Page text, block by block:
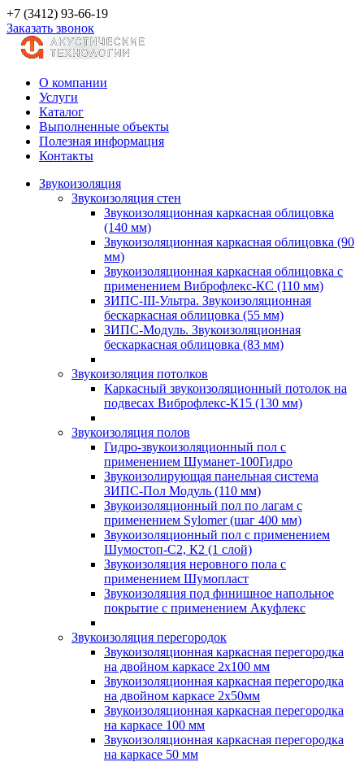
+7 (3412) 93-66-19
Заказать звонок
О компании
Услуги
Каталог
Выполненные объекты
Полезная информация
Контакты
Звукоизоляция
Звукоизоляция стен
Звукоизоляционная каркасная облицовка
(140 мм)
Звукоизоляционная каркасная облицовка (90
мм)
Звукоизоляционная каркасная облицовка с
применением Виброфлекс-КС (110 мм)
ЗИПС-III-Ультра. Звукоизоляционная
бескаркасная облицовка (55 мм)
ЗИПС-Модуль. Звукоизоляционная
бескаркасная облицовка (83 мм)
Звукоизоляция потолков
Каркасный звукоизоляционный потолок на
подвесах Виброфлекс-К15 (130 мм)
Звукоизоляция полов
Гидро-звукоизоляционный пол с
применением Шуманет-100Гидро
Звукоизолирующая панельная система
ЗИПС-Пол Модуль (110 мм)
Звукоизоляционный пол по лагам с
применением Sylomer (шаг 400 мм)
Звукоизоляционный пол с применением
Шумостоп-С2, К2 (1 слой)
Звукоизоляция неровного пола с
применением Шумопласт
Звукоизоляция под финишное напольное
покрытие с применением Акуфлекс
Звукоизоляция перегородок
Звукоизоляционная каркасная перегородка
на двойном каркасе 2х100 мм
Звукоизоляционная каркасная перегородка
на двойном каркасе 2х50мм
Звукоизоляционная каркасная перегородка
на каркасе 100 мм
Звукоизоляционная каркасная перегородка
на каркасе 50 мм